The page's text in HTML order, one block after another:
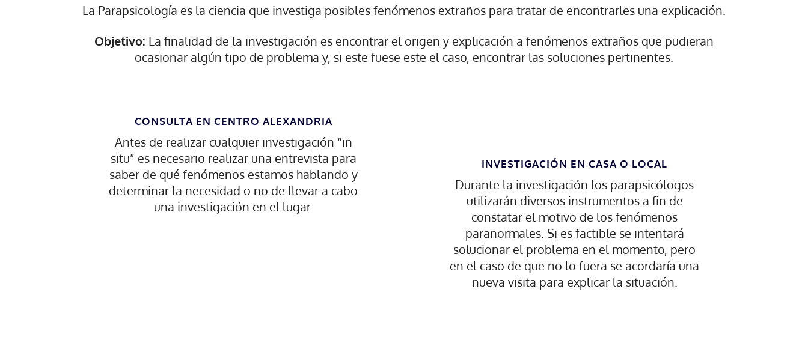
La Parapsicología es la ciencia que investiga posibles fenómenos extraños para tratar de encontrarles una explicación.
Objetivo: La finalidad de la investigación es encontrar el origen y explicación a fenómenos extraños que pudieran
ocasionar algún tipo de problema y, si este fuese este el caso, encontrar las soluciones pertinentes.
CONSULTA EN CENTRO ALEXANDRIA
Antes de realizar cualquier investigación “in
situ” es necesario realizar una entrevista para
saber de qué fenómenos estamos hablando y
determinar la necesidad o no de llevar a cabo
una investigación en el lugar.
INVESTIGACIÓN EN CASA O LOCAL
Durante la investigación los parapsicólogos
utilizarán diversos instrumentos a fin de
constatar el motivo de los fenómenos
paranormales. Si es factible se intentará
solucionar el problema en el momento, pero
en el caso de que no lo fuera se acordaría una
nueva visita para explicar la situación.